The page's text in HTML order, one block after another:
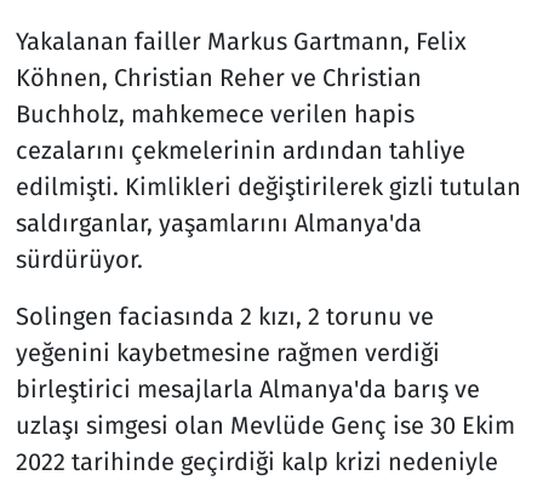
Yakalanan failler Markus Gartmann, Felix
Köhnen, Christian Reher ve Christian
Buchholz, mahkemece verilen hapis
cezalarını çekmelerinin ardından tahliye
edilmişti. Kimlikleri değiştirilerek gizli tutulan
saldırganlar, yaşamlarını Almanya'da
sürdürüyor.
Solingen faciasında 2 kızı, 2 torunu ve
yeğenini kaybetmesine rağmen verdiği
birleştirici mesajlarla Almanya'da barış ve
uzlaşı simgesi olan Mevlüde Genç ise 30 Ekim
2022 tarihinde geçirdiği kalp krizi nedeniyle